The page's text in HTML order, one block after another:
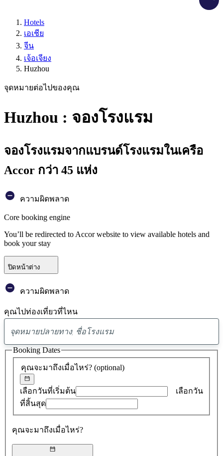
Hotels
เอเชีย
จีน
เจ้อเจียง
Huzhou
จุดหมายต่อไปของคุณ
Huzhou : จองโรงแรม
จองโรงแรมจากแบรนด์โรงแรมในเครือ
Accor กว่า 45 แห่ง
ความผิดพลาด
Core booking engine
You’ll be redirected to Accor website to view available hotels and
book your stay
ปิดหน้าต่าง
ความผิดพลาด
คุณไปท่องเที่ยวที่ไหน
พบ
ข้อ
เสนอ
0
คุณจะมาถึงเมื่อไหร่? (optional)
เลือกวันที่เริ่มต้น
เลือกวัน
ที่สิ้นสุด
คุณจะมาถึงเมื่อไหร่?
Booking Dates